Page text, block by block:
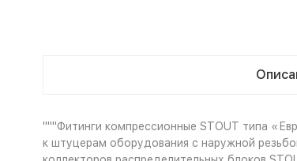
"""Фитинги компрессионные STOUT типа
к штуцерам оборудования с наружной